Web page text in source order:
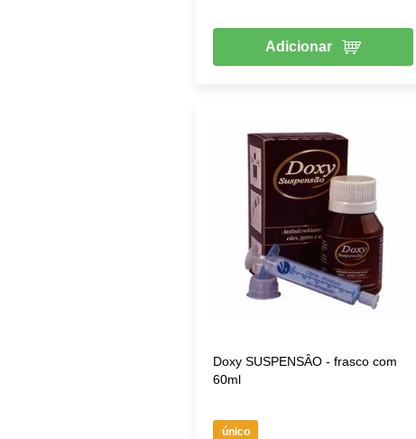
Adicionar
Doxy SUSPENSÂO - frasco com
60ml
único